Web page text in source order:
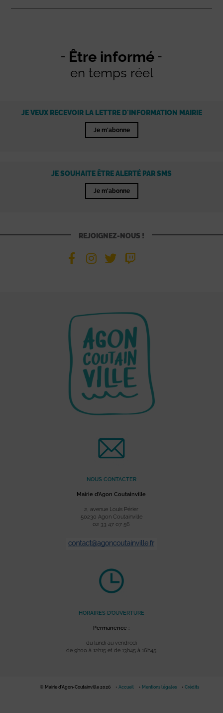
Être informé
en temps réel
JE VEUX RECEVOIR LA LETTRE D'INFORMATION MAIRIE
Je m'abonne
JE SOUHAITE ÊTRE ALERTÉ PAR SMS
Je m'abonne
REJOIGNEZ-NOUS !
NOUS CONTACTER
Mairie d’Agon Coutainville
2, avenue Louis Périer
50230 Agon Coutainville
02 33 47 07 56
HORAIRES D’OUVERTURE
Permanence :
du lundi au vendredi
de 9h00 à 12h15 et de 13h45 à 16h45
© Mairie d'Agon-Coutainville 2026 Accueil Mentions légales Crédits